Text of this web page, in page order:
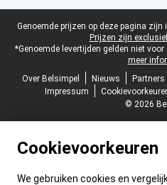
Juridische voettekst
Genoemde prijzen op deze pagina
Prijzen zijn
*Genoemde levertijden gelden niet
meer
Over Belsimpel
Nieuws Partners
Impressum
© 2026
Cookievoorkeuren
We gebruiken cookies en